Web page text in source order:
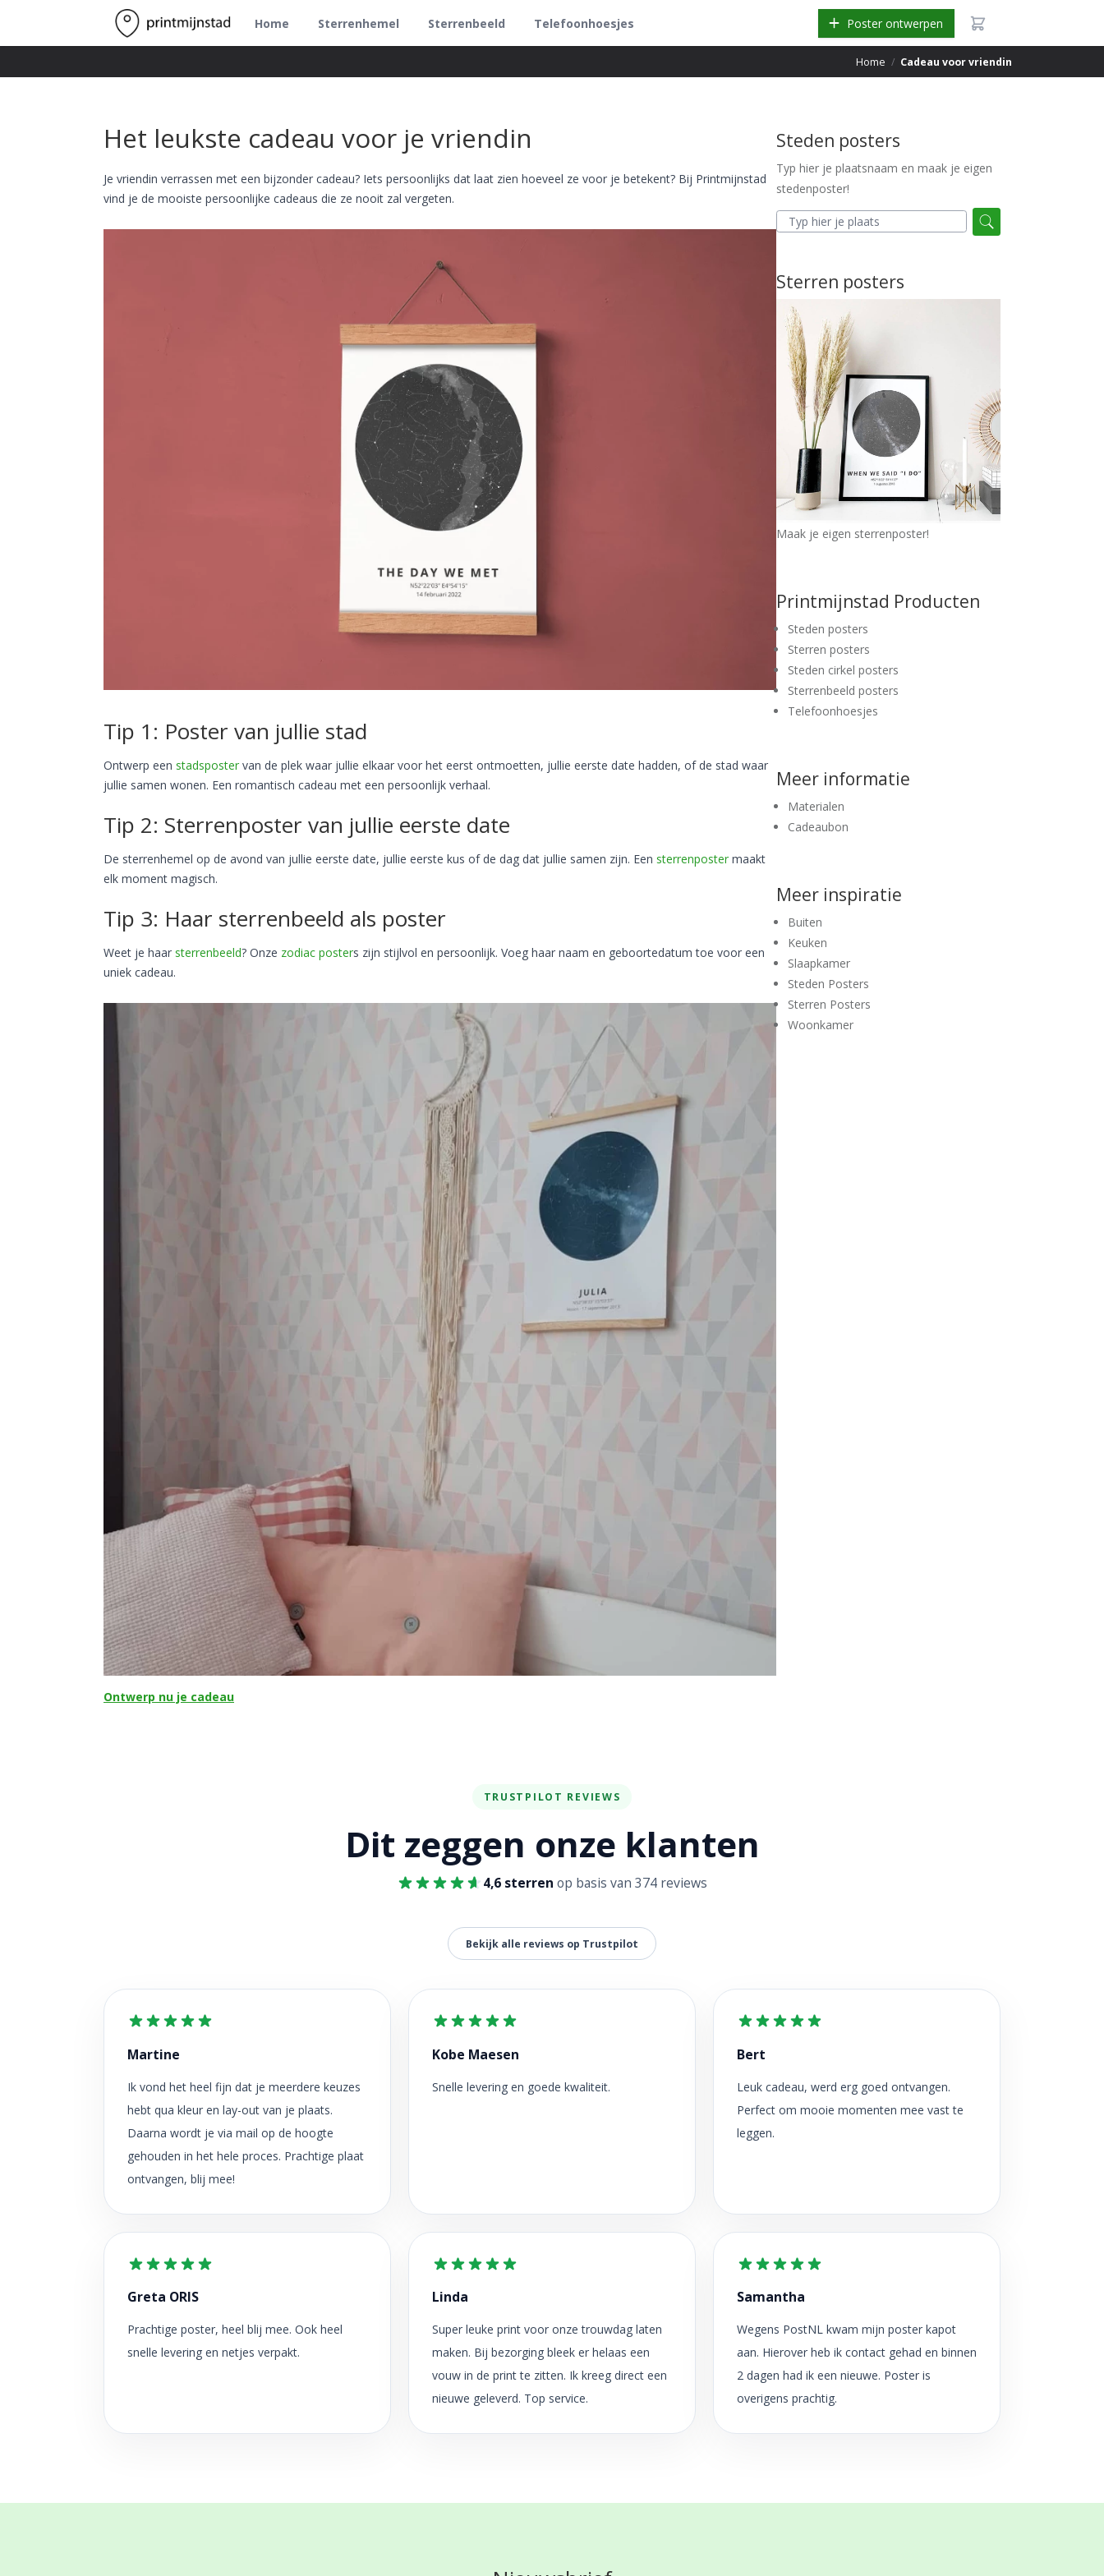
Home Sterrenhemel Sterrenbeeld Telefoonhoesjes Poster ontwerpen
Home / Cadeau voor vriendin
Het leukste cadeau voor je vriendin
Je vriendin verrassen met een bijzonder cadeau? Iets persoonlijks dat laat zien hoeveel ze voor je betekent? Bij Printmijnstad
vind je de mooiste persoonlijke cadeaus die ze nooit zal vergeten.
Tip 1: Poster van jullie stad
Ontwerp een stadsposter van de plek waar jullie elkaar voor het eerst ontmoetten, jullie eerste date hadden, of de stad waar
jullie samen wonen. Een romantisch cadeau met een persoonlijk verhaal.
Tip 2: Sterrenposter van jullie eerste date
De sterrenhemel op de avond van jullie eerste date, jullie eerste kus of de dag dat jullie samen zijn. Een sterrenposter maakt
elk moment magisch.
Tip 3: Haar sterrenbeeld als poster
Weet je haar sterrenbeeld? Onze zodiac posters zijn stijlvol en persoonlijk. Voeg haar naam en geboortedatum toe voor een
uniek cadeau.
Ontwerp nu je cadeau
Steden posters
Typ hier je plaatsnaam en maak je eigen
stedenposter!
Sterren posters
Maak je eigen sterrenposter!
Printmijnstad Producten
Steden posters
Sterren posters
Steden cirkel posters
Sterrenbeeld posters
Telefoonhoesjes
Meer informatie
Materialen
Cadeaubon
Meer inspiratie
Buiten
Keuken
Slaapkamer
Steden Posters
Sterren Posters
Woonkamer
TRUSTPILOT REVIEWS
Dit zeggen onze klanten
4,6 sterren op basis van 374 reviews
Bekijk alle reviews op Trustpilot
Martine
Ik vond het heel fijn dat je meerdere keuzes
hebt qua kleur en lay-out van je plaats.
Daarna wordt je via mail op de hoogte
gehouden in het hele proces. Prachtige plaat
ontvangen, blij mee!
Kobe Maesen
Snelle levering en goede kwaliteit.
Bert
Leuk cadeau, werd erg goed ontvangen.
Perfect om mooie momenten mee vast te
leggen.
Greta ORIS
Prachtige poster, heel blij mee. Ook heel
snelle levering en netjes verpakt.
Linda
Super leuke print voor onze trouwdag laten
maken. Bij bezorging bleek er helaas een
vouw in de print te zitten. Ik kreeg direct een
nieuwe geleverd. Top service.
Samantha
Wegens PostNL kwam mijn poster kapot
aan. Hierover heb ik contact gehad en binnen
2 dagen had ik een nieuwe. Poster is
overigens prachtig.